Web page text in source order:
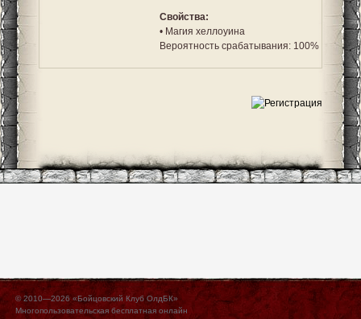
Свойства:
• Магия хеллоуина
Вероятность срабатывания: 100%
© 2010—2026 «Бойцовский Клуб ОлдБК»
Многопользовательская бесплатная онлайн